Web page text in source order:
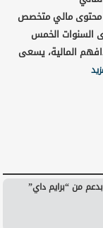
محتوى مالي متخصص
السنوات الخمس
المالية، يسعى
من “برايم داي”